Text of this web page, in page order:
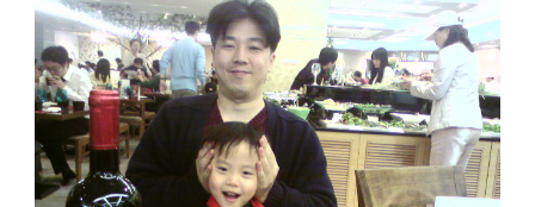
Daweikala
AA
1.5V
Li-
ion
3800...
by